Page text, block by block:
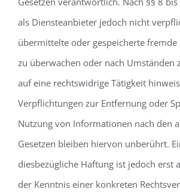
als Diensteanbieter jedoch nicht
übermittelte oder gespeicherte
zu überwachen oder nach Umständen
auf eine rechtswidrige Tätigkeit
Verpflichtungen zur Entfernung oder
Nutzung von Informationen nach den
Gesetzen bleiben hiervon unberührt.
diesbezügliche Haftung ist jedoch erst
der Kenntnis einer konkreten